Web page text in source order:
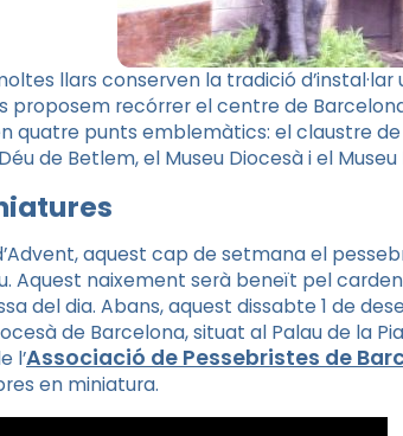
llars conserven la tradició
proposem recórrer el centre de
quatre punts emblemàtics: el claustre
de Betlem, el Museu Diocesà i el Museu
aquest cap de setmana el
Aquest naixement serà beneït pel
del dia. Abans, aquest dissabte 1 de
de Barcelona, situat al Palau de la
l’Associació de Pessebristes de
en miniatura.